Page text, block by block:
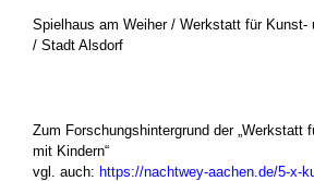
Spielhaus am Weiher / Werkstatt für Kunst-
/ Stadt Alsdorf
Zum Forschungshintergrund der „Werkstatt
mit Kindern“
vgl. auch: https://nachtwey-aachen.de/5-x-